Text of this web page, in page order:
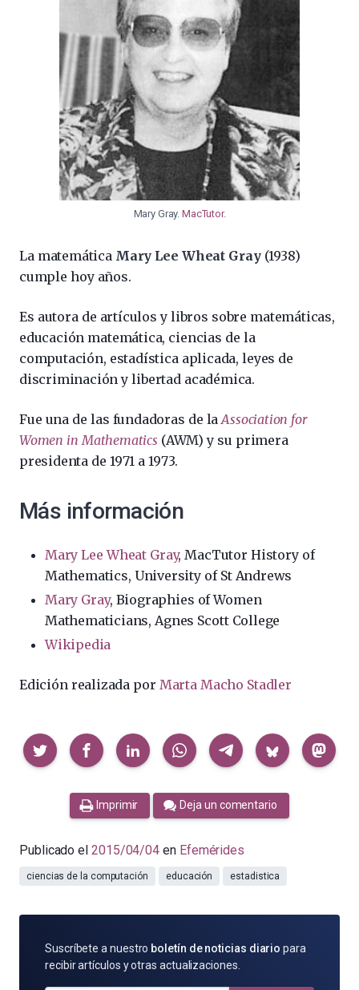
Mary Gray.MacTutor.
La matemática Mary Lee Wheat Gray(1938)
cumple hoy años.
Es autora de artículos y libros sobre matemáticas,
educación matemática, ciencias de la
computación, estadística aplicada, leyes de
discriminación y libertad académica.
Fue una de las fundadoras de laAssociation for
Women in Mathematics (AWM) y su primera
presidenta de 1971 a 1973.
Más información
Mary Lee Wheat Gray, MacTutor History of
Mathematics, University of St Andrews
Mary Gray, Biographies of Women
Mathematicians, Agnes Scott College
Wikipedia
Edición realizada por Marta Macho Stadler
Compartir
Imprimir Deja un comentario
Publicado el 2015/04/04 en Efemérides
ciencias de la computación educación estadistica
SUSCRÍBETE
POR
Suscríbete a nuestro boletín de noticias diario para
recibir artículos y otras actualizaciones.